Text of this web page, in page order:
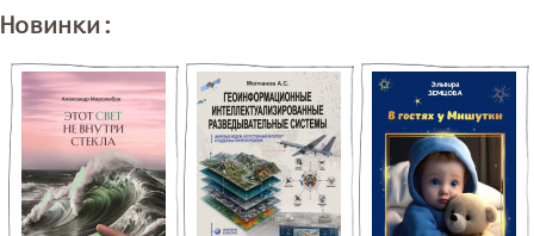
Новинки: